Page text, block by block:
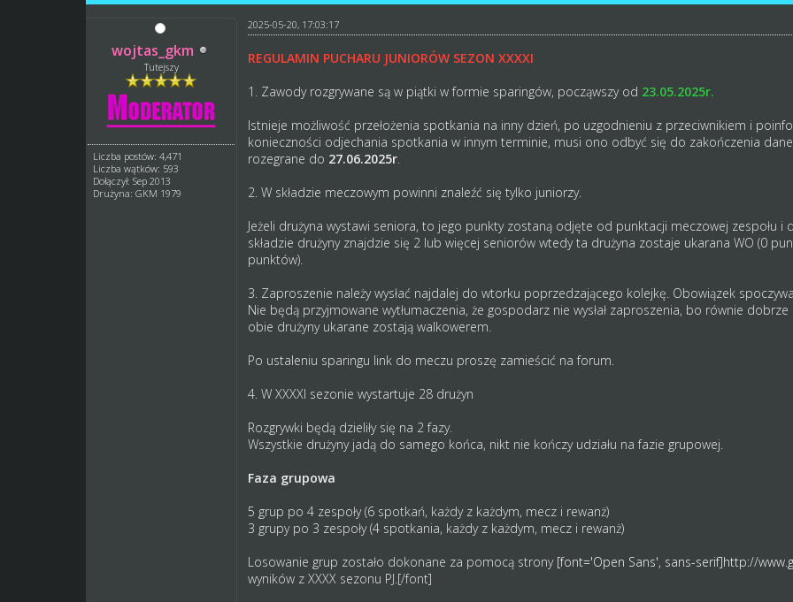
wojtas_gkm
Tutejszy
Liczba postów: 4,471
Liczba wątków: 593
Dołączył: Sep 2013
Drużyna: GKM 1979
2025-05-20, 17:03:17
REGULAMIN PUCHARU JUNIORÓW SEZON XXXXI
1. Zawody rozgrywane są w piątki w formie sparingów, począwszy od 23.05.2025r.
Istnieje możliwość przełożenia spotkania na inny dzień, po uzgodnieniu z przeciwnikiem i
konieczności odjechania spotkania w innym terminie, musi ono odbyć się do zakończenia
rozegrane do 27.06.2025r.
2. W składzie meczowym powinni znaleźć się tylko juniorzy.
Jeżeli drużyna wystawi seniora, to jego punkty zostaną odjęte od punktacji meczowej zespołu
składzie drużyny znajdzie się 2 lub więcej seniorów wtedy ta drużyna zostaje ukarana WO (0
punktów).
3. Zaproszenie należy wysłać najdalej do wtorku poprzedzającego kolejkę. Obowiązek
Nie będą przyjmowane wytłumaczenia, że gospodarz nie wysłał zaproszenia, bo równie
obie drużyny ukarane zostają walkowerem.
Po ustaleniu sparingu link do meczu proszę zamieścić na forum.
4. W XXXXI sezonie wystartuje 28 drużyn
Rozgrywki będą dzieliły się na 2 fazy.
Wszystkie drużyny jadą do samego końca, nikt nie kończy udziału na fazie grupowej.
Faza grupowa
5 grup po 4 zespoły (6 spotkań, każdy z każdym, mecz i rewanż)
3 grupy po 3 zespoły (4 spotkania, każdy z każdym, mecz i rewanż)
Losowanie grup zostało dokonane za pomocą strony [font='Open Sans', sans-serif]http://
wyników z XXXX sezonu PJ. [/font]